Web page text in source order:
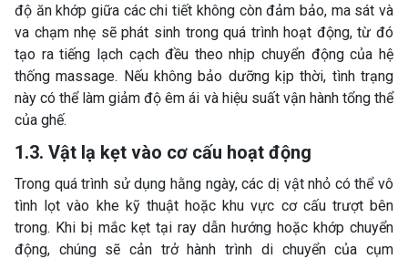
độ ăn khớp giữa các chi tiết không còn đảm bảo, ma sát và
va chạm nhẹ sẽ phát sinh trong quá trình hoạt động, từ đó
tạo ra tiếng lạch cạch đều theo nhịp chuyển động của hệ
thống massage. Nếu không bảo dưỡng kịp thời, tình trạng
này có thể làm giảm độ êm ái và hiệu suất vận hành tổng thể
của ghế.
1.3. Vật lạ kẹt vào cơ cấu hoạt động
Trong quá trình sử dụng hằng ngày, các dị vật nhỏ có thể vô
tình lọt vào khe kỹ thuật hoặc khu vực cơ cấu trượt bên
trong. Khi bị mắc kẹt tại ray dẫn hướng hoặc khớp chuyển
động, chúng sẽ cản trở hành trình di chuyển của cụm